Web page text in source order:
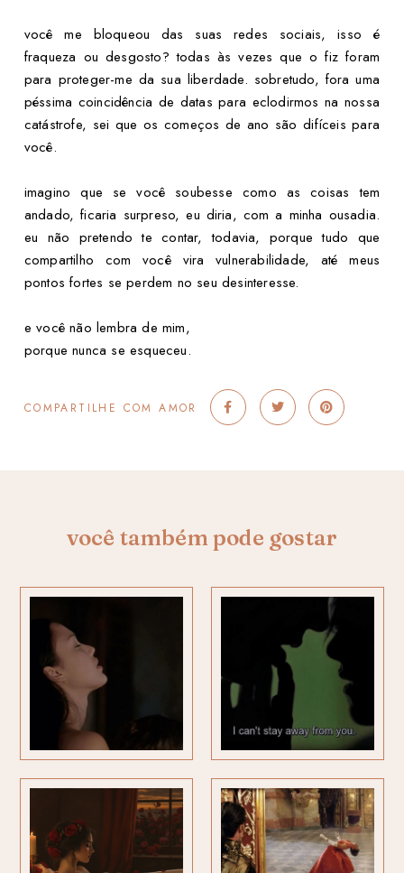
você me bloqueou das suas redes sociais, isso é
fraqueza ou desgosto? todas às vezes que o fiz foram
para proteger-me da sua liberdade. sobretudo, fora uma
péssima coincidência de datas para eclodirmos na nossa
catástrofe, sei que os começos de ano são difíceis para
você.
imagino que se você soubesse como as coisas tem
andado, ficaria surpreso, eu diria, com a minha ousadia.
eu não pretendo te contar, todavia, porque tudo que
compartilho com você vira vulnerabilidade, até meus
pontos fortes se perdem no seu desinteresse.
e você não lembra de mim,
porque nunca se esqueceu.
COMPARTILHE COM AMOR
você também pode gostar